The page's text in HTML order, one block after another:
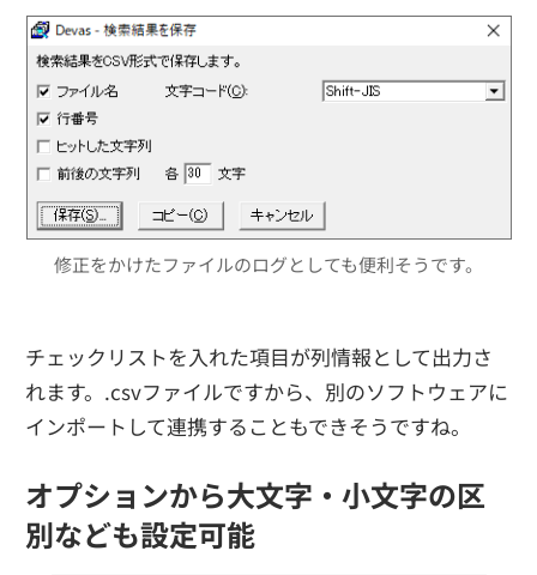
修正をかけたファイルのログとしても便利そうです。
チェックリストを入れた項目が列情報として出力さ
れます。.csvファイルですから、別のソフトウェアに
インポートして連携することもできそうですね。
オプションから大文字・小文字の区
別なども設定可能